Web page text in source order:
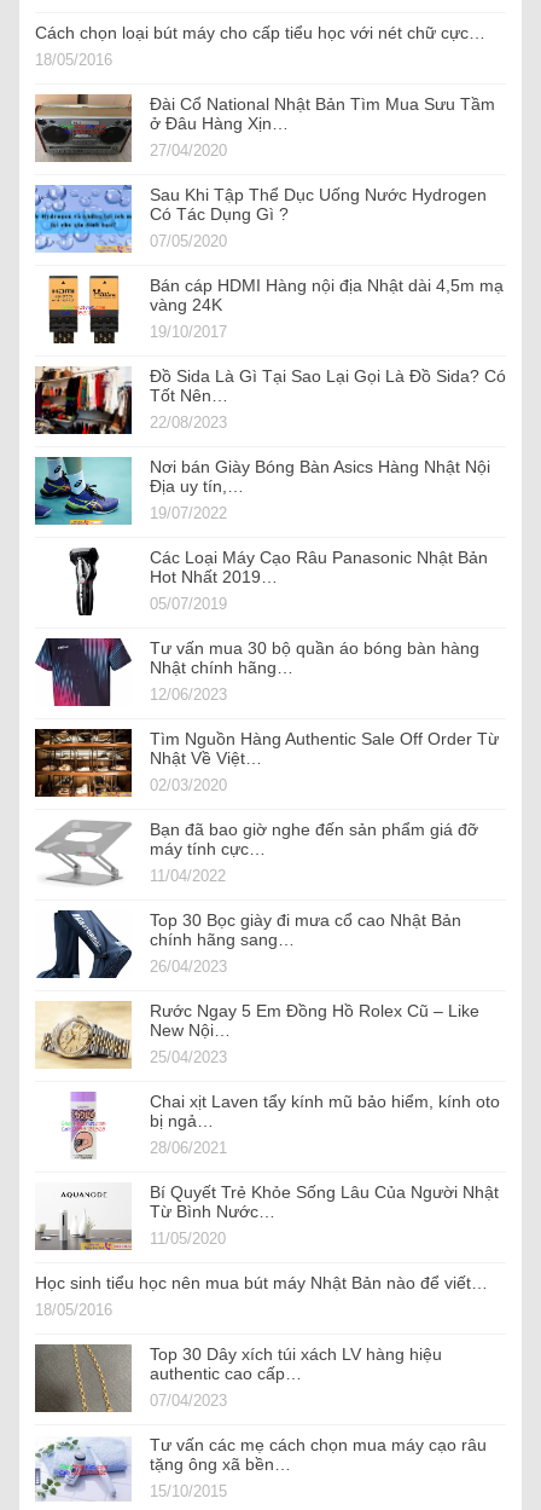
Cách chọn loại bút máy cho cấp tiểu học với nét chữ cực…
18/05/2016
Đài Cổ National Nhật Bản Tìm Mua Sưu Tầm
ở Đâu Hàng Xịn…
27/04/2020
Sau Khi Tập Thể Dục Uống Nước Hydrogen
Có Tác Dụng Gì ?
07/05/2020
Bán cáp HDMI Hàng nội địa Nhật dài 4,5m mạ
vàng 24K
19/10/2017
Đồ Sida Là Gì Tại Sao Lại Gọi Là Đồ Sida? Có
Tốt Nên…
22/08/2023
Nơi bán Giày Bóng Bàn Asics Hàng Nhật Nội
Địa uy tín,…
19/07/2022
Các Loại Máy Cạo Râu Panasonic Nhật Bản
Hot Nhất 2019…
05/07/2019
Tư vấn mua 30 bộ quần áo bóng bàn hàng
Nhật chính hãng…
12/06/2023
Tìm Nguồn Hàng Authentic Sale Off Order Từ
Nhật Về Việt…
02/03/2020
Bạn đã bao giờ nghe đến sản phẩm giá đỡ
máy tính cực…
11/04/2022
Top 30 Bọc giày đi mưa cổ cao Nhật Bản
chính hãng sang…
26/04/2023
Rước Ngay 5 Em Đồng Hồ Rolex Cũ – Like
New Nội…
25/04/2023
Chai xịt Laven tẩy kính mũ bảo hiểm, kính oto
bị ngả…
28/06/2021
Bí Quyết Trẻ Khỏe Sống Lâu Của Người Nhật
Từ Bình Nước…
11/05/2020
Học sinh tiểu học nên mua bút máy Nhật Bản nào để viết…
18/05/2016
Top 30 Dây xích túi xách LV hàng hiệu
authentic cao cấp…
07/04/2023
Tư vấn các mẹ cách chọn mua máy cạo râu
tặng ông xã bền…
15/10/2015